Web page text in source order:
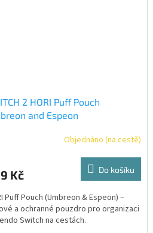
2 HORI Puff Pouch
and Espeon
Objednáno (na cestě)
Kč Do košíku
Puff Pouch (Umbreon & Espeon) –
a ochranné pouzdro pro organizaci
Switch na cestách.